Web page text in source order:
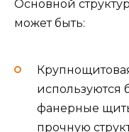
Основной
может быть:
фанерные
прочную